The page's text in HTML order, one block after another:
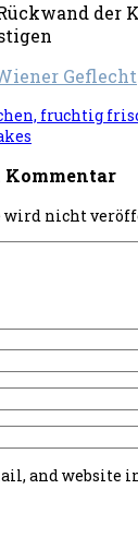
der
fruchtig
wird nicht
and